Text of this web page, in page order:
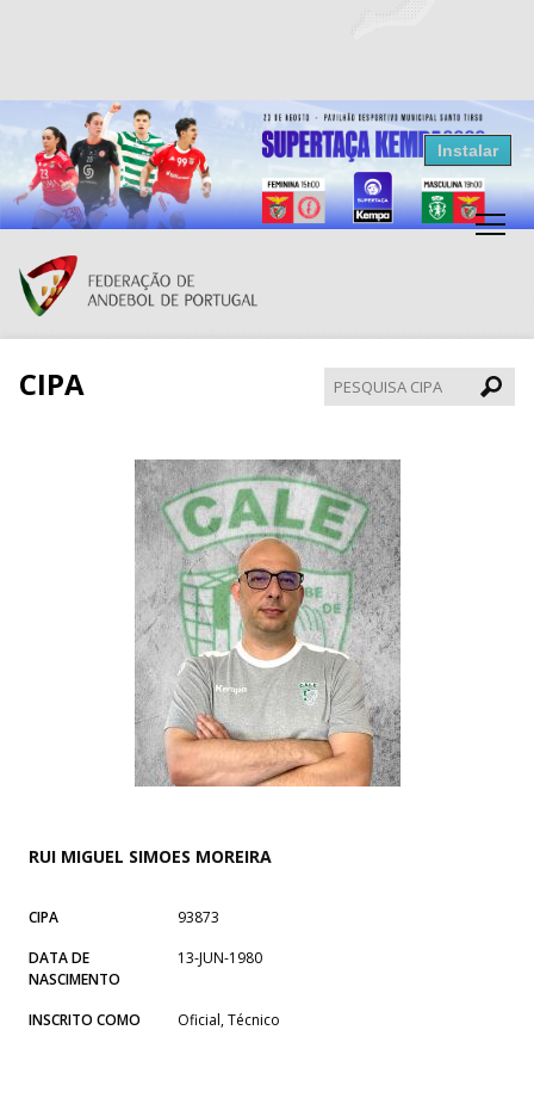
Resultados Andebol
Federação de Andebol de Portugal
Grátis - Disponivel na Play Store
Instalar
CIPA
CIPA
RUI MIGUEL SIMOES MOREIRA
CIPA
93873
DATA DE
NASCIMENTO
13-JUN-1980
INSCRITO COMO Oficial, Técnico